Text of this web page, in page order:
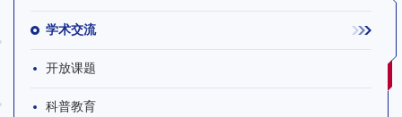
学术交流
开放课题
科普教育